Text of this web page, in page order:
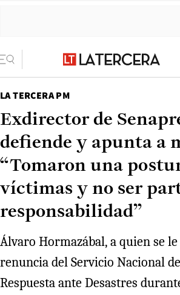
LA TERCERA PM
Exdirector de
defiende y apunta a
“Tomaron una
víctimas y no ser
responsabilidad”
Álvaro Hormazábal, a quien se
renuncia del Servicio Nacional
Respuesta ante Desastres